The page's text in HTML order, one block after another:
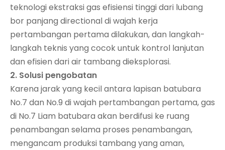
teknologi ekstraksi gas efisiensi tinggi dari lubang
bor panjang directional di wajah kerja
pertambangan pertama dilakukan, dan langkah-
langkah teknis yang cocok untuk kontrol lanjutan
dan efisien dari air tambang dieksplorasi.
2. Solusi pengobatan
Karena jarak yang kecil antara lapisan batubara
No.7 dan No.9 di wajah pertambangan pertama, gas
di No.7 Liam batubara akan berdifusi ke ruang
penambangan selama proses penambangan,
mengancam produksi tambang yang aman,